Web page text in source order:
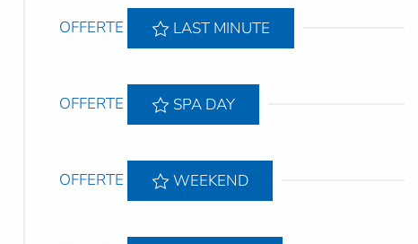
OFFERTE LAST MINUTE
OFFERTE SPA DAY
OFFERTE WEEKEND